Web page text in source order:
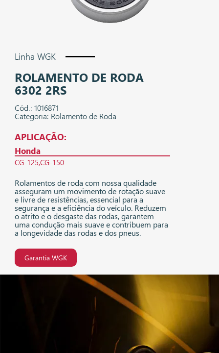
Linha WGK
ROLAMENTO DE RODA
6302 2RS
Cód.: 1016871
Categoria: Rolamento de Roda
APLICAÇÃO:
Honda
CG-125 CG-150
Rolamentos de roda com nossa qualidade
asseguram um movimento de rotação suave
e livre de resistências, essencial para a
segurança e a eficiência do veículo. Reduzem
o atrito e o desgaste das rodas, garantem
uma condução mais suave e contribuem para
a longevidade das rodas e dos pneus.
Garantia WGK